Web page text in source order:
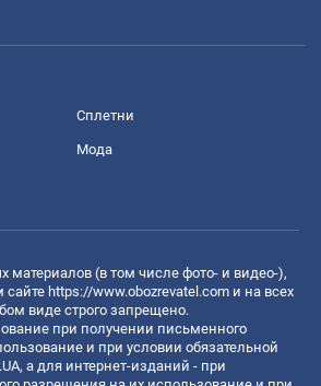
Сплетни
Мода
материалов (в том числе фото- и видео-),
сайте https://www.obozrevatel.com и на всех
виде строго запрещено.
при получении письменного
и при условии обязательной
а для интернет-изданий - при